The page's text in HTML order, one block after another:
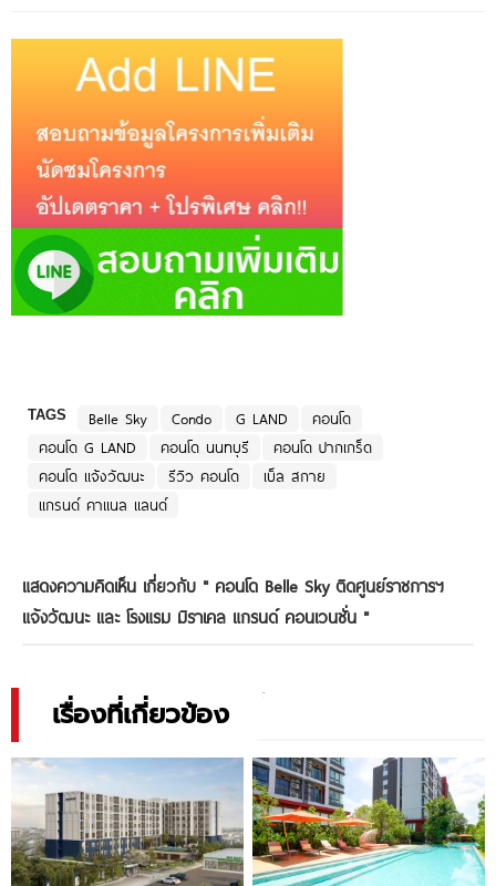
TAGS Belle Sky Condo G LAND
คอนโด
คอนโด G LAND
คอนโด นนทบุรี
คอนโด ปากเกร็ด
คอนโด แจ้งวัฒนะ
รีวิว คอนโด
เบ็ล สกาย
แกรนด์ คาแนล แลนด์
แสดงความคิดเห็น เกี่ยวกับ " คอนโด Belle Sky ติดศูนย์ราชการฯ
แจ้งวัฒนะ และ โรงแรม มิราเคล แกรนด์ คอนเวนชั่น "
เรื่องที่เกี่ยวข้อง